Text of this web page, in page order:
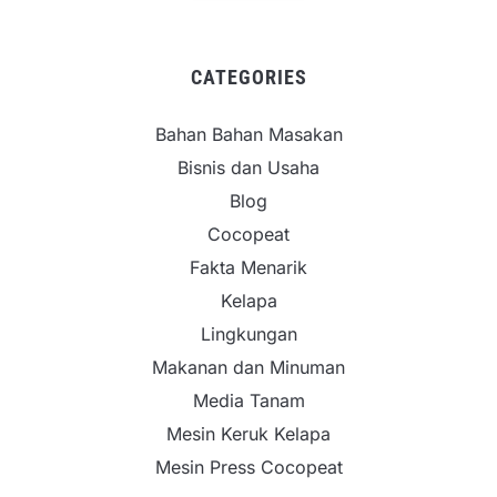
CATEGORIES
Bahan Bahan Masakan
Bisnis dan Usaha
Blog
Cocopeat
Fakta Menarik
Kelapa
Lingkungan
Makanan dan Minuman
Media Tanam
Mesin Keruk Kelapa
Mesin Press Cocopeat